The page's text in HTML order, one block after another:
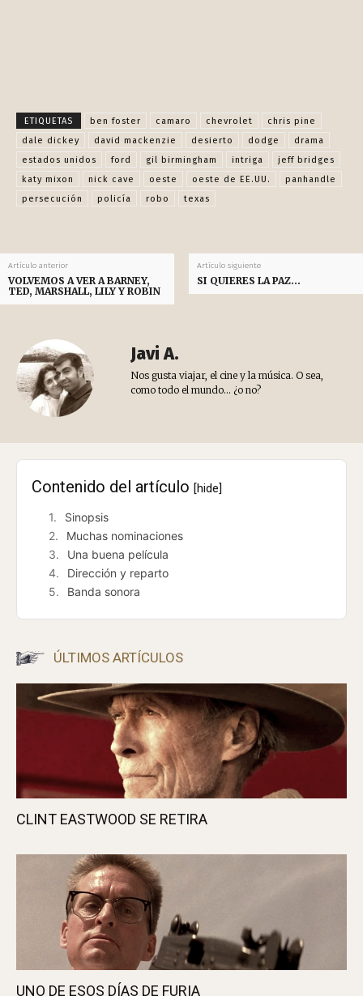
ETIQUETAS ben foster camaro chevrolet
chris pine
dale dickey
david mackenzie desierto dodge
drama
estados unidos
ford gil birmingham intriga
jeff bridges
katy mixon
nick cave oeste oeste de EE.UU.
panhandle
persecución
policía robo texas
Artículo anterior
VOLVEMOS A VER A BARNEY,
TED, MARSHALL, LILY Y ROBIN
Artículo siguiente
SI QUIERES LA PAZ…
Javi A.
Nos gusta viajar, el cine y la música. O sea,
como todo el mundo... ¿o no?
Contenido del artículo [hide]
Sinopsis
Muchas nominaciones
Una buena película
Dirección y reparto
Banda sonora
ÚLTIMOS ARTÍCULOS
CLINT EASTWOOD SE RETIRA
UNO DE ESOS DÍAS DE FURIA